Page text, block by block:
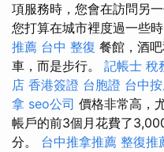
項服務時，您會在訪問另
您打算在城市裡度過一些
推薦 台中 整復 餐館，酒
車，而是步行。 記帳士 稅
店 香港簽證 台胞證 台中
拿 seo公司 價格非常高，
帳戶的前3個月花費了
分。 台中推拿推薦 整復推